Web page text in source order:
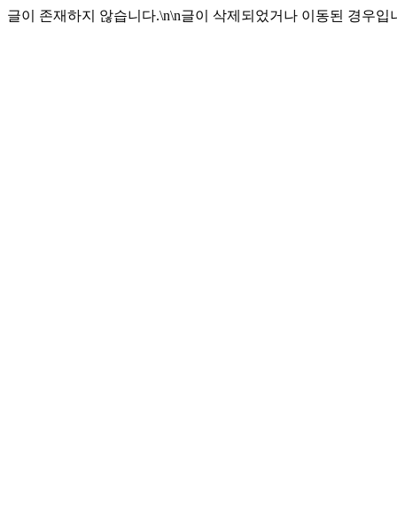
글이 존재하지 않습니다.\n\n글이 삭제되었거나 이동된 경우입